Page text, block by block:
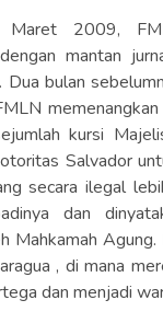
2009,
mantan
Dua bulan
kursi
Salvador
secara ilegal
dan
Mahkamah Agung.
, di mana
dan menjadi